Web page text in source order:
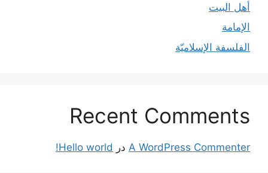
أهل البيت
الإمامة
الفلسفة الإسلاميّة
Recent Comments
A WordPress Commenter در Hello world!